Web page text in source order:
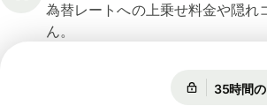
為替レートへの上乗せ料金や隠れ
ん。
35時間